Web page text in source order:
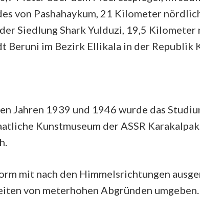
von Pashahaykum, 21 Kilometer
Siedlung Shark Yulduzi, 19,5
Beruni im Bezirk Ellikala in der Republik
Jahren 1939 und 1946 wurde das
Kunstmuseum der ASSR
mit nach den Himmelsrichtungen
von meterhohen Abgründen umgeben.